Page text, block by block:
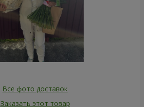
Все фото доставок
Заказать этот товар